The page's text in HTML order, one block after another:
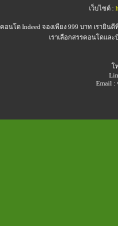
เว็บไซต์ :
คอนโด Indeedจองเพียง 999 บาท เรายิน
เราเลือกสรรคอนโดแล
โ
Email :